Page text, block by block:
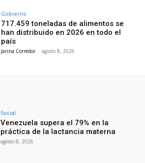
Gobierno
717.459 toneladas de alimentos se
han distribuido en 2026 en todo el
país
Janna Corredor - agosto 8, 2026
Social
Venezuela supera el 79% en la
práctica de la lactancia materna
agosto 8, 2026